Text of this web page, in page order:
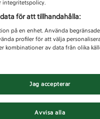
integritetspolicy.
för att tillhandahålla:
på en enhet. Använda
profiler för att välja
kombinationer av data från olika
Avvisa alla
Jag accepterar